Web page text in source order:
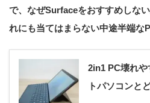
で、なぜSurfaceをおすすめしな
れにも当てはまらない中途半端な
2in1 PC壊れ
トパソコンと